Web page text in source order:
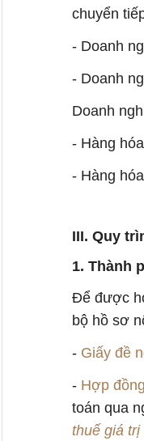
chuyển
- Doanh
- Doanh
Doanh
- Hàng
- Hàng
III. Quy
1. Thành
Để được
bộ hồ sơ
- Giấy đề
- Hợp
toán qua
thuế giá